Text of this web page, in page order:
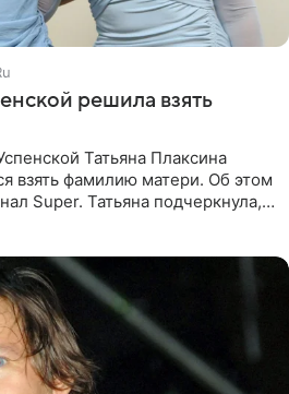
решила взять
Татьяна Плаксина
взять фамилию матери. Об этом
Super. Татьяна подчеркнула,